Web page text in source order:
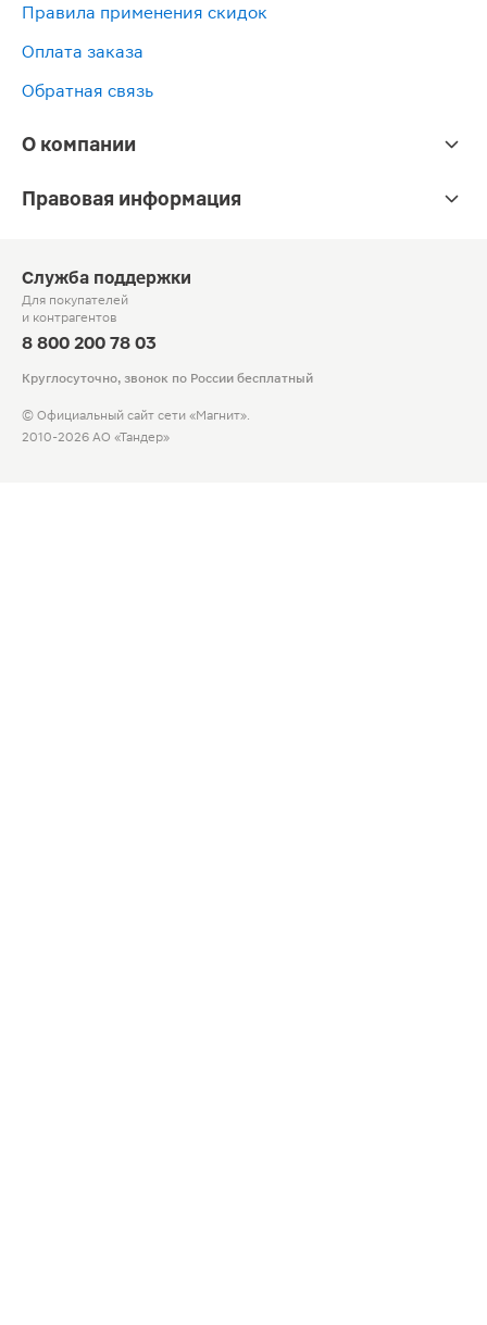
Правила применения скидок
Оплата заказа
Обратная связь
О компании
Правовая информация
Служба поддержки
Для покупателей
и контрагентов
8 800 200 78 03
Круглосуточно, звонок по России бесплатный
© Официальный сайт сети «Магнит».
2010-2026 АО «Тандер»